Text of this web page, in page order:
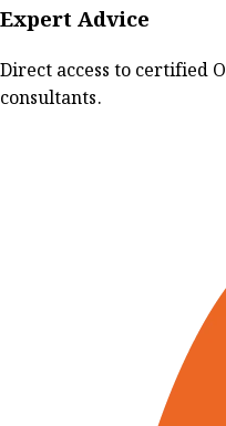
Expert Advice
Direct access to certified
consultants.